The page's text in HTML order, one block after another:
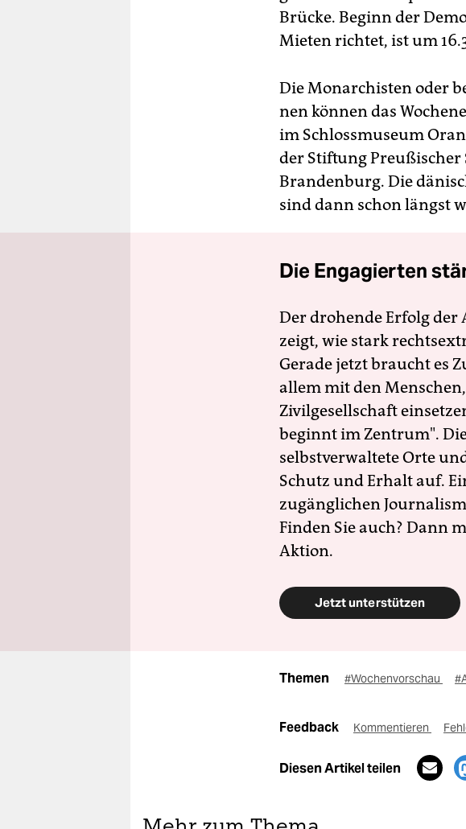
Brücke. Beginn der
Mieten richtet, ist um
Die Monarchisten oder
nen können das
im Schlossmuseum
der Stiftung Preußischer
Brandenburg. Die
sind dann schon längst
Die Engagierten
Der drohende Erfolg der
zeigt, wie stark
Gerade jetzt braucht es
allem mit den
Zivilgesellschaft
beginnt im Zentrum".
selbstverwaltete Orte
Schutz und Erhalt auf.
zugänglichen
Finden Sie auch? Dann
Aktion.
Jetzt unterstützen
Themen #Wochenvorschau
Feedback Kommentieren
Diesen Artikel teilen